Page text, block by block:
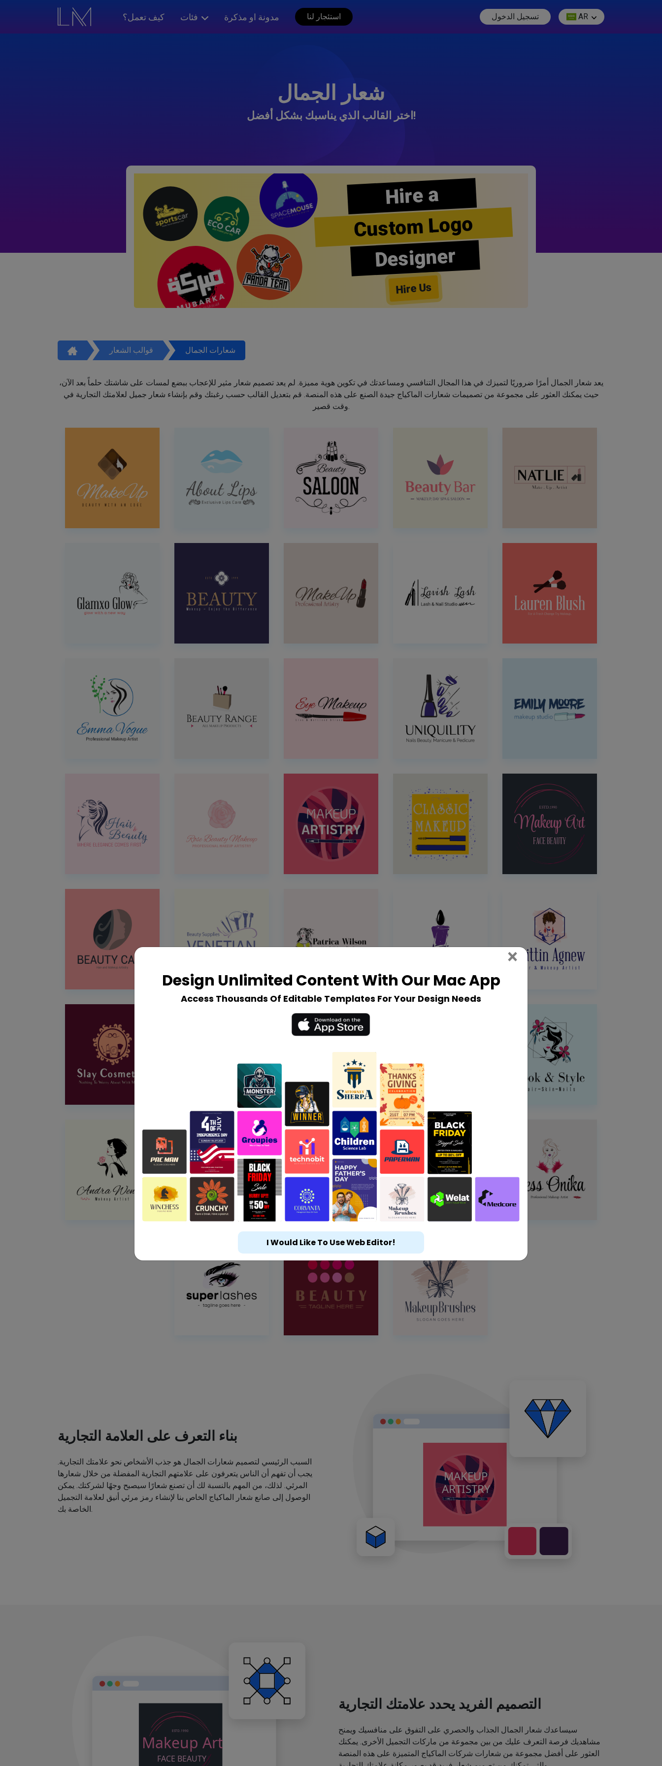
كيف تعمل؟ فئات مدونة او مذكرة استئجار لنا تسجيل الدخول AR
شعار الجمال
اختر القالب الذي يناسبك بشكل أفضل!
Hire a
Custom Logo
Designer
Hire Us
قوالب الشعار شعارات الجمال
يعد شعار الجمال أمرًا ضروريًا لتميزك في هذا المجال التنافسي ومساعدتك في تكوين هوية مميزة. لم يعد تصميم شعار مثير للإعجاب ببضع لمسات على شاشتك حلماً بعد الآن،
حيث يمكنك العثور على مجموعة من تصميمات شعارات الماكياج جيدة الصنع على هذه المنصة. قم بتعديل القالب حسب رغبتك وقم بإنشاء شعار جميل لعلامتك التجارية في
وقت قصير.
بناء التعرف على العلامة التجارية
السبب الرئيسي لتصميم شعارات الجمال هو جذب الأشخاص نحو علامتك التجارية.
يجب أن تفهم أن الناس يتعرفون على علامتهم التجارية المفضلة من خلال شعارها
المرئي. لذلك، من المهم بالنسبة لك أن تصنع شعارًا سيصبح وجهًا لشركتك. يمكن
الوصول إلى صانع شعار الماكياج الخاص بنا لإنشاء رمز مرئي أنيق لعلامة التجميل
الخاصة بك.
التصميم الفريد يحدد علامتك التجارية
سيساعدك شعار الجمال الجذاب والحصري على التفوق على منافسيك ويمنح
مشاهديك فرصة التعرف عليك من بين مجموعة من ماركات التجميل الأخرى. يمكنك
العثور على أفضل مجموعة من شعارات شركات الماكياج المتميزة على هذه المنصة
Design Unlimited Content With Our Mac App
Access Thousands Of Editable Templates For Your Design Needs
× Close
I Would Like To Use Web Editor!